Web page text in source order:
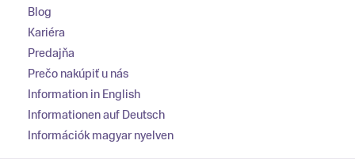
Blog
Kariéra
Predajňa
Prečo nakúpiť u nás
Information in English
Informationen auf Deutsch
Információk magyar nyelven